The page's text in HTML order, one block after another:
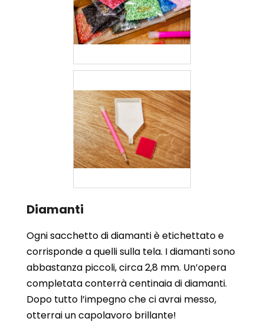
Diamanti
Ogni sacchetto di diamanti è etichettato e
corrisponde a quelli sulla tela. I diamanti sono
abbastanza piccoli, circa 2,8 mm. Un’opera
completata conterrà centinaia di diamanti.
Dopo tutto l’impegno che ci avrai messo,
otterrai un capolavoro brillante!